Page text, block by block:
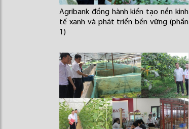
Agribank đồng hành kiến tạo nền kinh
tế xanh và phát triển bền vững (phần
1)